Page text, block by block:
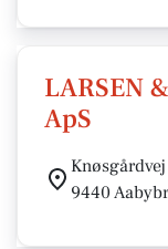
LARSEN
ApS
9440